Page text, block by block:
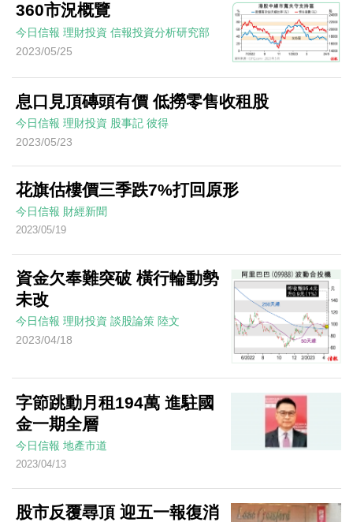
360市況概覽
今日信報 理財投資 信報投資分析研究部
2023/05/25
息口見頂磚頭有價 低撈零售收租股
今日信報 理財投資 股事記 彼得
2023/05/23
花旗估樓價三季跌7%打回原形
今日信報 財經新聞
2023/05/19
資金欠奉難突破 橫行輪動勢
未改
今日信報 理財投資 談股論策 陸文
2023/04/18
字節跳動月租194萬 進駐國
金一期全層
今日信報 地產市道
2023/04/13
股市反覆尋頂 迎五一報復消